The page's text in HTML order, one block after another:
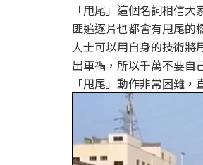
「甩尾」這個名詞相信
匪追逐片也都會有甩尾的
人士可以用自身的技術將
出車禍，所以千萬不要自
「甩尾」動作非常困難